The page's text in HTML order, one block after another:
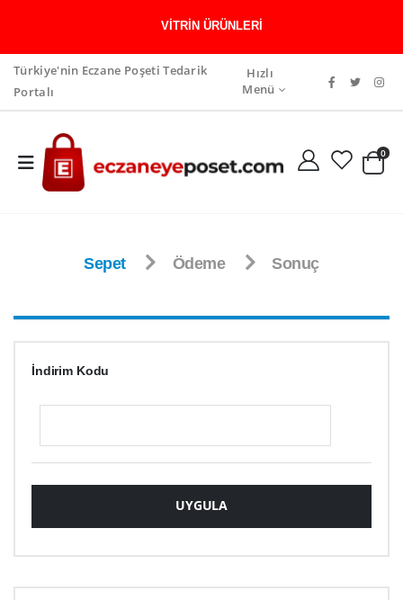
VITRIN ÜRÜNLERI
Türkiye'nin Eczane Poşeti Tedarik
Portalı
Hızlı
Menü
0
Sepet Ödeme Sonuç
İndirim Kodu